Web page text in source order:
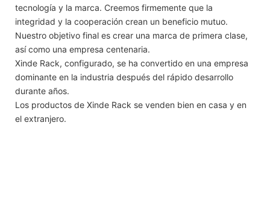
tecnología y la marca. Creemos firmemente que la
integridad y la cooperación crean un beneficio mutuo.
Nuestro objetivo final es crear una marca de primera clase,
así como una empresa centenaria.
Xinde Rack, configurado, se ha convertido en una empresa
dominante en la industria después del rápido desarrollo
durante años.
Los productos de Xinde Rack se venden bien en casa y en
el extranjero.